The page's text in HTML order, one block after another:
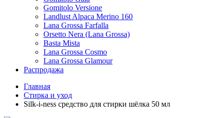
Gomitolo Versione
Landlust Alpaca Merino 160
Lana Grossa Farfalla
Orsetto Nera (Lana Grossa)
Basta Mista
Lana Grossa Cosmo
Lana Grossa Glamour
Распродажа
Главная
Стирка и уход
Silk-i-ness средство для стирки шёлка 50 мл